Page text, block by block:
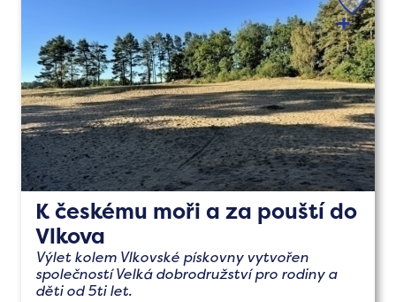
K českému moři a za pouští do
Vlkova
Výlet kolem Vlkovské pískovny vytvořen
společností Velká dobrodružství pro rodiny a
děti od 5ti let.